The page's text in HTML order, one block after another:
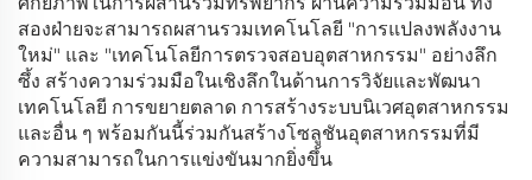
สองฝ่ายจะสามารถผสานรวมเทคโนโลยี "การแปลงพลังงาน
ใหม่" และ "เทคโนโลยีการตรวจสอบอุตสาหกรรม" อย่างลึก
ซึ้ง สร้างความร่วมมือในเชิงลึกในด้านการวิจัยและพัฒนา
เทคโนโลยี การขยายตลาด การสร้างระบบนิเวศอุตสาหกรรม
และอื่น ๆ พร้อมกันนี้ร่วมกันสร้างโซลูชันอุตสาหกรรมที่มี
ความสามารถในการแข่งขันมากยิ่งขึ้น